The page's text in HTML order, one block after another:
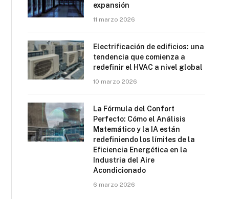
expansión
11 marzo 2026
Electrificación de edificios: una
tendencia que comienza a
redefinir el HVAC a nivel global
10 marzo 2026
La Fórmula del Confort
Perfecto: Cómo el Análisis
Matemático y la IA están
redefiniendo los límites de la
Eficiencia Energética en la
Industria del Aire
Acondicionado
6 marzo 2026